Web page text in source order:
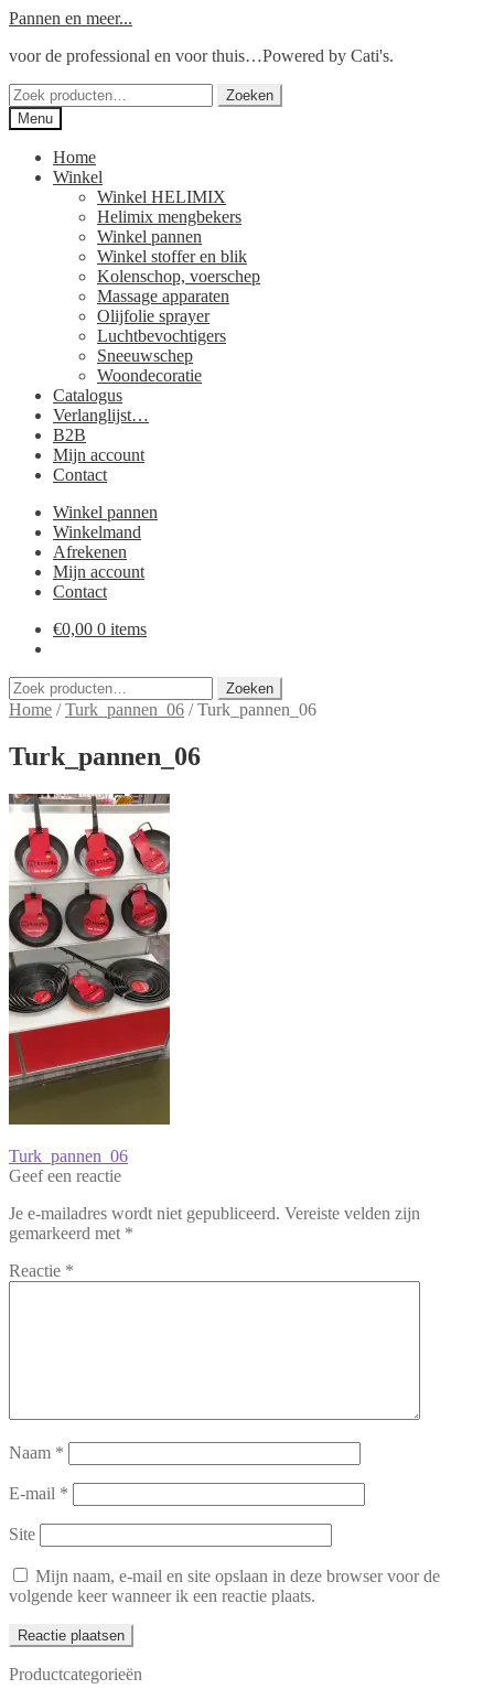
Ga
naar
Ga
de
Pannen en meer...
voor de professional en voor thuis…Powered by Cati's.
Zoeken
naar:
Zoeken
Menu
Home
Winkel
Winkel HELIMIX
Helimix mengbekers
Winkel pannen
Winkel stoffer en blik
Kolenschop, voerschep
Massage apparaten
Olijfolie sprayer
Luchtbevochtigers
Sneeuwschep
Woondecoratie
Catalogus
Verlanglijst…
B2B
Mijn account
Contact
Winkel pannen
Winkelmand
Afrekenen
Mijn account
Contact
€0,00 0 items
Zoeken
naar:
Zoeken
Home /Turk_pannen_06 /Turk_pannen_06
Turk_pannen_06
Bericht
navigatie
Vorig
bericht:
Turk_pannen_06
Geef een reactie
Je e-mailadres wordt niet gepubliceerd. Vereiste velden zijn
gemarkeerd met *
Reactie *
Naam *
E-mail *
Site
Mijn naam, e-mail en site opslaan in deze browser voor de
volgende keer wanneer ik een reactie plaats.
Productcategorieën